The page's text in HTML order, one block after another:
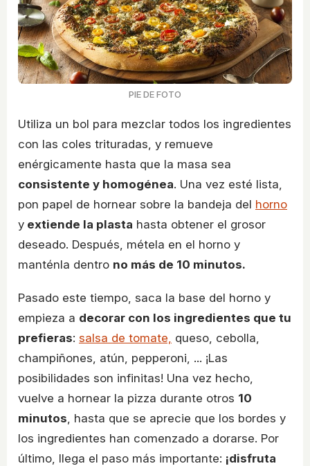
PIE DE FOTO
Utiliza un bol para mezclar todos los ingredientes
con las coles trituradas, y remueve
enérgicamente hasta que la masa sea
consistente y homogénea. Una vez esté lista,
pon papel de hornear sobre la bandeja del horno
y extiende la plasta hasta obtener el grosor
deseado. Después, métela en el horno y
manténla dentro no más de 10 minutos.
Pasado este tiempo, saca la base del horno y
empieza a decorar con los ingredientes que tu
prefieras: salsa de tomate, queso, cebolla,
champiñones, atún, pepperoni, ... ¡Las
posibilidades son infinitas! Una vez hecho,
vuelve a hornear la pizza durante otros 10
minutos , hasta que se aprecie que los bordes y
los ingredientes han comenzado a dorarse. Por
último, llega el paso más importante: ¡disfruta